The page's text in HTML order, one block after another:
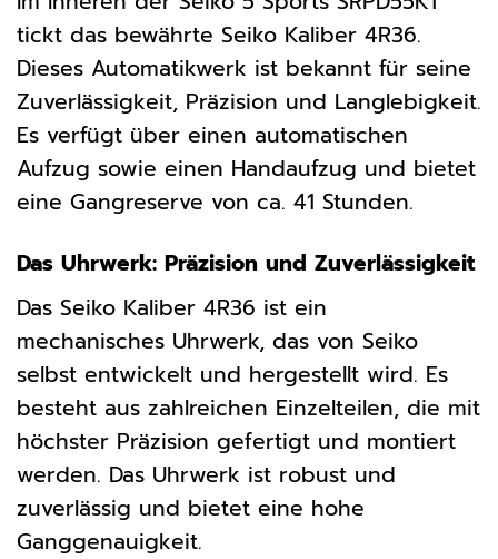
tickt das bewährte Seiko Kaliber 4R36.
Dieses Automatikwerk ist bekannt für seine
Zuverlässigkeit, Präzision und Langlebigkeit.
Es verfügt über einen automatischen
Aufzug sowie einen Handaufzug und bietet
eine Gangreserve von ca. 41 Stunden.
Das Uhrwerk: Präzision und Zuverlässigkeit
Das Seiko Kaliber 4R36 ist ein
mechanisches Uhrwerk, das von Seiko
selbst entwickelt und hergestellt wird. Es
besteht aus zahlreichen Einzelteilen, die mit
höchster Präzision gefertigt und montiert
werden. Das Uhrwerk ist robust und
zuverlässig und bietet eine hohe
Ganggenauigkeit.